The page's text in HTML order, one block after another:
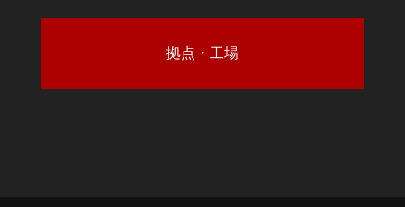
拠点・工場